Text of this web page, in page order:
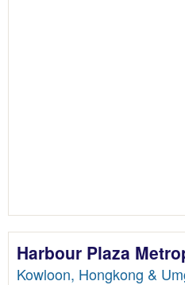
Harbour Plaza
Kowloon, Hongkong &